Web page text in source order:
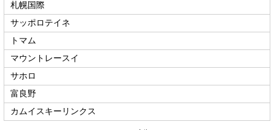
札幌国際
サッポロテイネ
トマム
マウントレースイ
サホロ
富良野
カムイスキーリンクス